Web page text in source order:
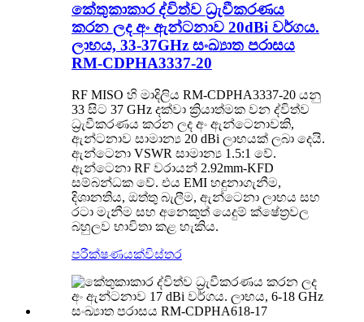
කේතුකාකාර ද්විත්ව ධ්‍රැවීකරණය
කරන ලද අං ඇන්ටනාව 20dBi වර්ගය.
ලාභය, 33-37GHz සංඛ්‍යාත පරාසය
RM-CDPHA3337-20
RF MISO හි මාදිලිය RM-CDPHA3337-20 යනු
33 සිට 37 GHz දක්වා ක්‍රියාත්මක වන ද්විත්ව
ධ්‍රැවීකරණය කරන ලද අං ඇන්ටෙනාවකි,
ඇන්ටනාව සාමාන්‍ය 20 dBi ලාභයක් ලබා දෙයි.
ඇන්ටෙනා VSWR සාමාන්‍ය 1.5:1 වේ.
ඇන්ටෙනා RF වරායන් 2.92mm-KFD
සම්බන්ධක වේ. එය EMI හඳුනාගැනීම,
දිශානතිය, ඔත්තු බැලීම, ඇන්ටෙනා ලාභය සහ
රටා මැනීම සහ අනෙකුත් යෙදුම් ක්ෂේත්‍රවල
බහුලව භාවිතා කළ හැකිය.
පරීක්ෂණයක්විස්තර